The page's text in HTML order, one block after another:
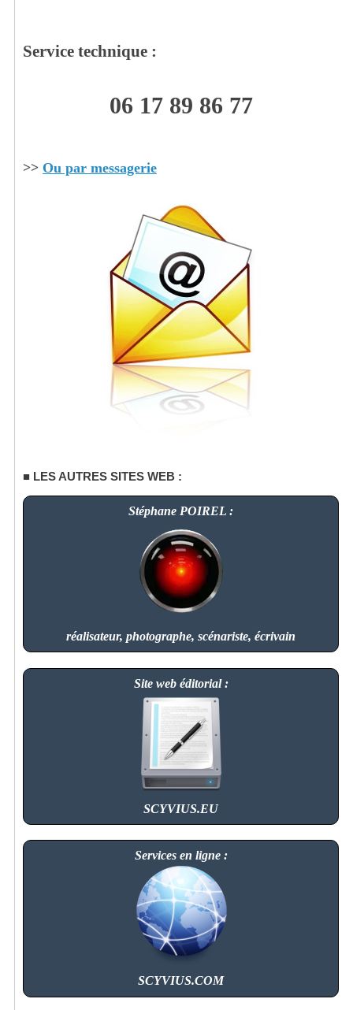
Service technique :
06 17 89 86 77
>> Ou par messagerie
LES AUTRES SITES WEB :
Stéphane POIREL :
réalisateur, photographe, scénariste, écrivain
Site web éditorial :
SCYVIUS.EU
Services en ligne :
SCYVIUS.COM